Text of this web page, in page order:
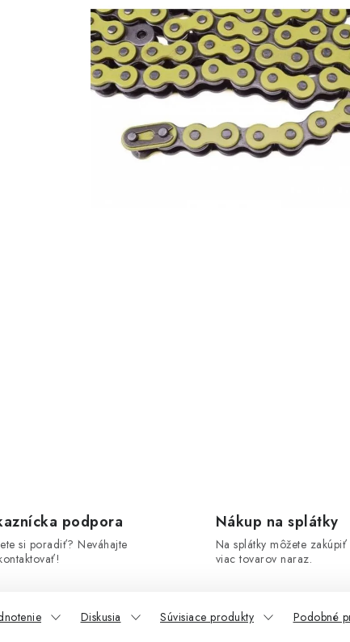
podpora
si poradiť? Neváhajte
Nákup na splátky
Na splátky môžete zakúpiť
viac tovarov naraz.
Diskusia Súvisiace produkty Podobné